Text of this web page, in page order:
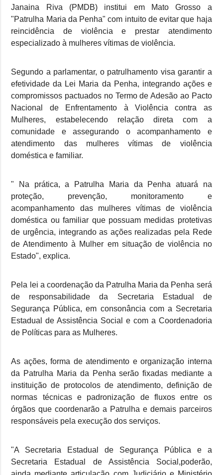
Janaina Riva (PMDB) institui em Mato Grosso a
"Patrulha Maria da Penha" com intuito de evitar que haja
reincidência de violência e prestar atendimento
especializado à mulheres vítimas de violência.
Segundo a parlamentar, o patrulhamento visa garantir a
efetividade da Lei Maria da Penha, integrando ações e
compromissos pactuados no Termo de Adesão ao Pacto
Nacional de Enfrentamento à Violência contra as
Mulheres, estabelecendo relação direta com a
comunidade e assegurando o acompanhamento e
atendimento das mulheres vítimas de violência
doméstica e familiar.
" Na prática, a Patrulha Maria da Penha atuará na
proteção, prevenção, monitoramento e
acompanhamento das mulheres vítimas de violência
doméstica ou familiar que possuam medidas protetivas
de urgência, integrando as ações realizadas pela Rede
de Atendimento à Mulher em situação de violência no
Estado", explica.
Pela lei a coordenação da Patrulha Maria da Penha será
de responsabilidade da Secretaria Estadual de
Segurança Pública, em consonância com a Secretaria
Estadual de Assistência Social e com a Coordenadoria
de Políticas para as Mulheres.
As ações, forma de atendimento e organização interna
da Patrulha Maria da Penha serão fixadas mediante a
instituição de protocolos de atendimento, definição de
normas técnicas e padronização de fluxos entre os
órgãos que coordenarão a Patrulha e demais parceiros
responsáveis pela execução dos serviços.
"A Secretaria Estadual de Segurança Pública e a
Secretaria Estadual de Assistência Social,poderão,